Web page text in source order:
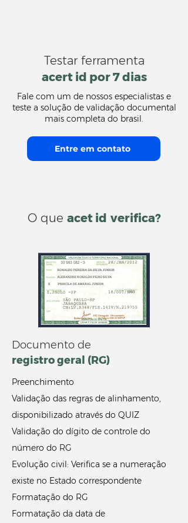
Testar ferramenta
acert id por 7 dias
Fale com um de nossos especialistas e
teste a solução de validação documental
mais completa do brasil.
Entre em contato
O que acet id verifica?
Documento de
registro geral (RG)
Preenchimento
Validação das regras de alinhamento,
disponibilizado através do QUIZ
Validação do dígito de controle do
número do RG
Evolução civil: Verifica se a numeração
existe no Estado correspondente
Formatação do RG
Formatação da data de